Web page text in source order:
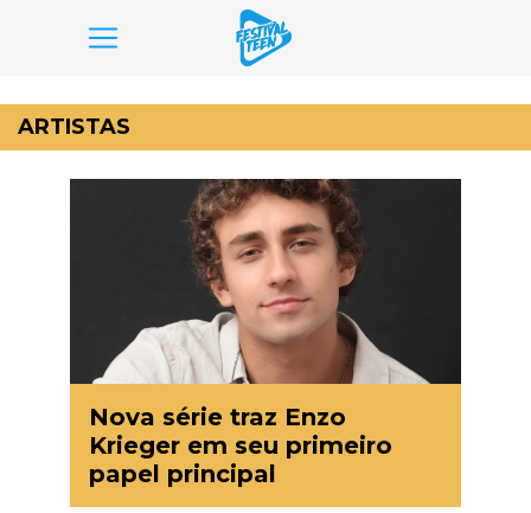
para
o
conteúdo
ARTISTAS
Nova série traz Enzo
Krieger em seu primeiro
papel principal